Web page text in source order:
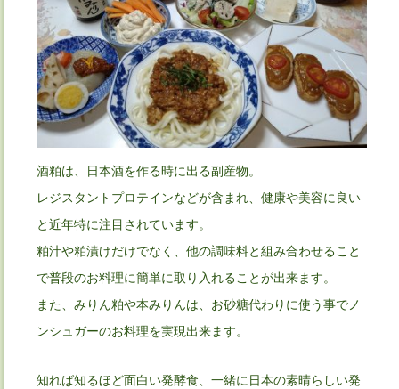
酒粕は、日本酒を作る時に出る副産物。
レジスタントプロテインなどが含まれ、健康や美容に良い
と近年特に注目されています。
粕汁や粕漬けだけでなく、他の調味料と組み合わせること
で普段のお料理に簡単に取り入れることが出来ます。
また、みりん粕や本みりんは、お砂糖代わりに使う事でノ
ンシュガーのお料理を実現出来ます。
知れば知るほど面白い発酵食、一緒に日本の素晴らしい発